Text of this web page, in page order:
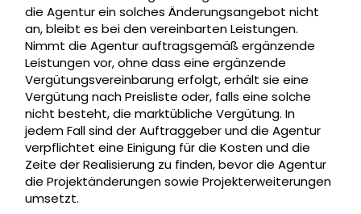
die Agentur ein solches Änderungsangebot nicht
an, bleibt es bei den vereinbarten Leistungen.
Nimmt die Agentur auftragsgemäß ergänzende
Leistungen vor, ohne dass eine ergänzende
Vergütungsvereinbarung erfolgt, erhält sie eine
Vergütung nach Preisliste oder, falls eine solche
nicht besteht, die marktübliche Vergütung. In
jedem Fall sind der Auftraggeber und die Agentur
verpflichtet eine Einigung für die Kosten und die
Zeite der Realisierung zu finden, bevor die Agentur
die Projektänderungen sowie Projekterweiterungen
umsetzt.